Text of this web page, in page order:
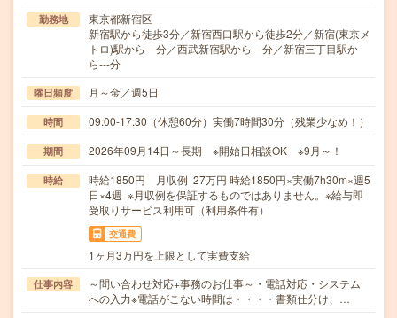
勤務地
東京都新宿区
新宿駅から徒歩3分／新宿西口駅から徒歩2分／新宿(東京メ
トロ)駅から---分／西武新宿駅から---分／新宿三丁目駅か
ら---分
曜日頻度 月～金／週5日
時間 09:00-17:30（休憩60分）実働7時間30分（残業少なめ！）
期間 2026年09月14日～長期 ※開始日相談OK ※9月～！
時給
時給1850円 月収例 27万円 時給1850円×実働7h30m×週5
日×4週 ※月収例を保証するものではありません。※給与即
受取りサービス利用可（利用条件有）
交通費
1ヶ月3万円を上限として実費支給
仕事内容
～問い合わせ対応+事務のお仕事～・電話対応・システム
への入力※電話がこない時間は・・・・書類仕分け、…